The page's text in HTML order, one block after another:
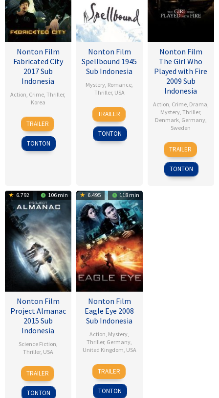
Nonton Film
Fabricated City
2017 Sub
Indonesia
Action, Crime,Thriller,
Korea
9
Feb
2017
Lee
Hu-
bin
TRAILER
TONTON
Nonton Film
Spellbound 1945
Sub Indonesia
Mystery, Romance,
Thriller, USA
8
Nov
1945
Alfred
Hitchcock
TRAILER
TONTON
Nonton Film
The Girl Who
Played with Fire
2009 Sub
Indonesia
Action, Crime, Drama,
Mystery, Thriller,
Denmark, Germany,
Sweden
18
Sep
2009
Daniel
Alfredson
TRAILER
TONTON
6.792 106 min
Nonton Film
Project Almanac
2015 Sub
Indonesia
Science Fiction,
Thriller, USA
28
Jan
2015
Dean
Israelite
TRAILER
TONTON
6.495 118 min
Nonton Film
Eagle Eye 2008
Sub Indonesia
Action, Mystery,
Thriller, Germany,
United Kingdom, USA
25
Sep
2008
D.J.
Caruso
TRAILER
TONTON